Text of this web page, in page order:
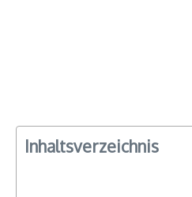
Inhaltsverzeichnis